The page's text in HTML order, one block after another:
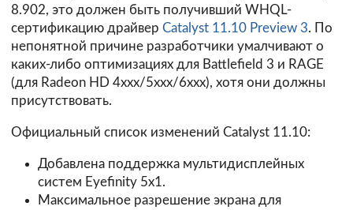
8.902, это должен быть получивший WHQL-
сертификацию драйвер Catalyst 11.10 Preview 3. По
непонятной причине разработчики умалчивают о
каких-либо оптимизациях для Battlefield 3 и RAGE
(для Radeon HD 4xxx/5xxx/6xxx), хотя они должны
присутствовать.
Официальный список изменений Catalyst 11.10:
Добавлена поддержка мультидисплейных
систем Eyefinity 5x1.
Максимальное разрешение экрана для